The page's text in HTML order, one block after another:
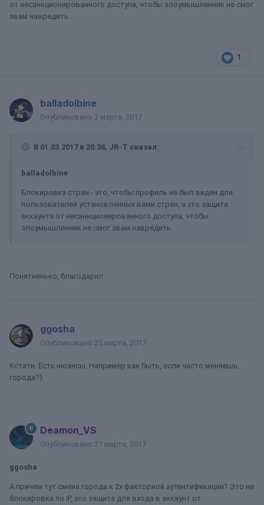
от несанкционированного доступа, чтобы злоумышленник не смог
звам навредить.
1
balladolbine
Опубликовано 2 марта, 2017
В 01.03.2017 в 20:38, JR-T сказал:
balladolbine
Блокировка стран - это, чтобы профиль не был виден для
пользователей установленных вами стран, а это защита
аккаунта от несанкционированного доступа, чтобы
злоумышленник не смог звам навредить.
Понятненько, благодарю!
ggosha
Опубликовано 25 марта, 2017
Кстати. Есть нюансы. Например как быть, если часто меняешь
города?)
Deamon_VS
Опубликовано 27 марта, 2017
ggosha
А причем тут смена города к 2х факторной аутентификации? Это не
блокировка по IP, это защита для входа в аккаунт от